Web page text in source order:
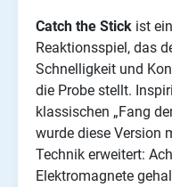
Catch the Stick ist
Reaktionsspiel, das
Schnelligkeit und
die Probe stellt.
klassischen „Fang
wurde diese Version
Technik erweitert:
Elektromagnete